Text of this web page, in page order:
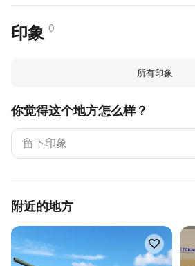
印象 0
所有印象
你觉得这个地方怎么样？
附近的地方